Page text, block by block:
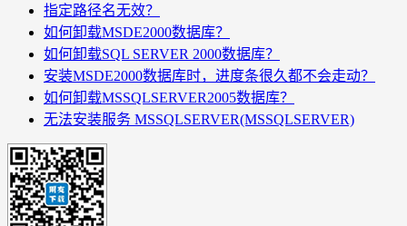
指定路径名无效？
如何卸载MSDE2000数据库？
如何卸载SQL SERVER 2000数据库？
安装MSDE2000数据库时，进度条很久都不会走动？
如何卸载MSSQLSERVER2005数据库？
无法安装服务 MSSQLSERVER(MSSQLSERVER)